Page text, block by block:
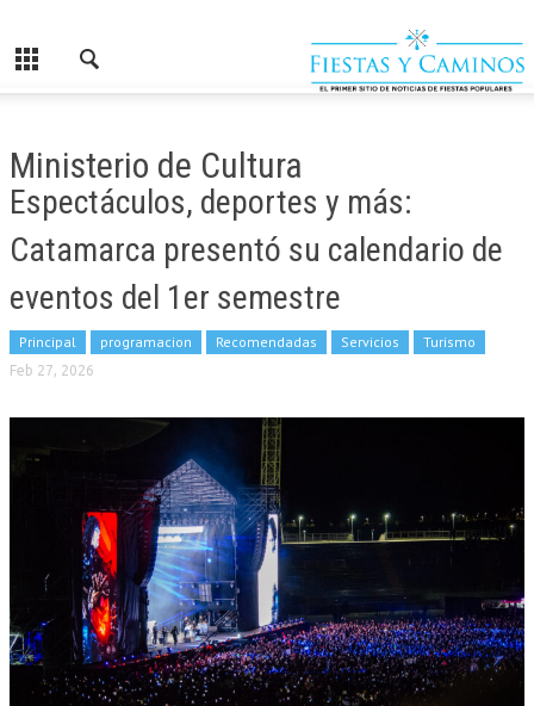
Ministerio de Cultura
Espectáculos, deportes y más:
Catamarca presentó su calendario de
eventos del 1er semestre
Principal programacion Recomendadas Servicios Turismo
Feb 27, 2026